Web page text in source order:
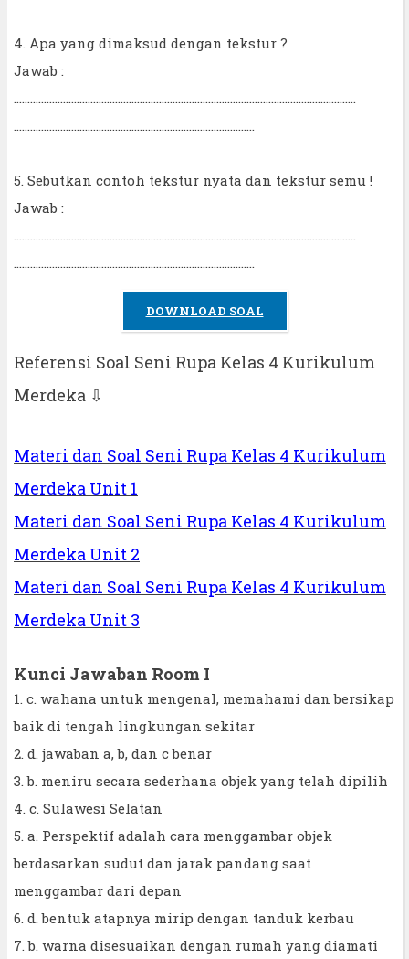
4. Apa yang dimaksud dengan tekstur ?
Jawab :
5. Sebutkan contoh tekstur nyata dan tekstur semu !
Jawab :
DOWNLOAD SOAL
Referensi Soal Seni Rupa Kelas 4 Kurikulum
Merdeka ⇩
Materi dan Soal Seni Rupa Kelas 4 Kurikulum
Merdeka Unit 1
Materi dan Soal Seni Rupa Kelas 4 Kurikulum
Merdeka Unit 2
Materi dan Soal Seni Rupa Kelas 4 Kurikulum
Merdeka Unit 3
Kunci Jawaban Room I
1. c. wahana untuk mengenal, memahami dan bersikap
baik di tengah lingkungan sekitar
2. d. jawaban a, b, dan c benar
3. b. meniru secara sederhana objek yang telah dipilih
4. c. Sulawesi Selatan
5. a. Perspektif adalah cara menggambar objek
berdasarkan sudut dan jarak pandang saat
menggambar dari depan
6. d. bentuk atapnya mirip dengan tanduk kerbau
7. b. warna disesuaikan dengan rumah yang diamati